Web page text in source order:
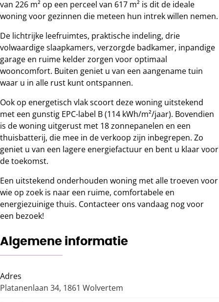
van 226 m² op een perceel van 617 m² is dit de ideale
woning voor gezinnen die meteen hun intrek willen nemen.
De lichtrijke leefruimtes, praktische indeling, drie
volwaardige slaapkamers, verzorgde badkamer, inpandige
garage en ruime kelder zorgen voor optimaal
wooncomfort. Buiten geniet u van een aangename tuin
waar u in alle rust kunt ontspannen.
Ook op energetisch vlak scoort deze woning uitstekend
met een gunstig EPC-label B (114 kWh/m²/jaar). Bovendien
is de woning uitgerust met 18 zonnepanelen en een
thuisbatterij, die mee in de verkoop zijn inbegrepen. Zo
geniet u van een lagere energiefactuur en bent u klaar voor
de toekomst.
Een uitstekend onderhouden woning met alle troeven voor
wie op zoek is naar een ruime, comfortabele en
energiezuinige thuis. Contacteer ons vandaag nog voor
een bezoek!
Algemene informatie
Adres
Platanenlaan 34, 1861 Wolvertem